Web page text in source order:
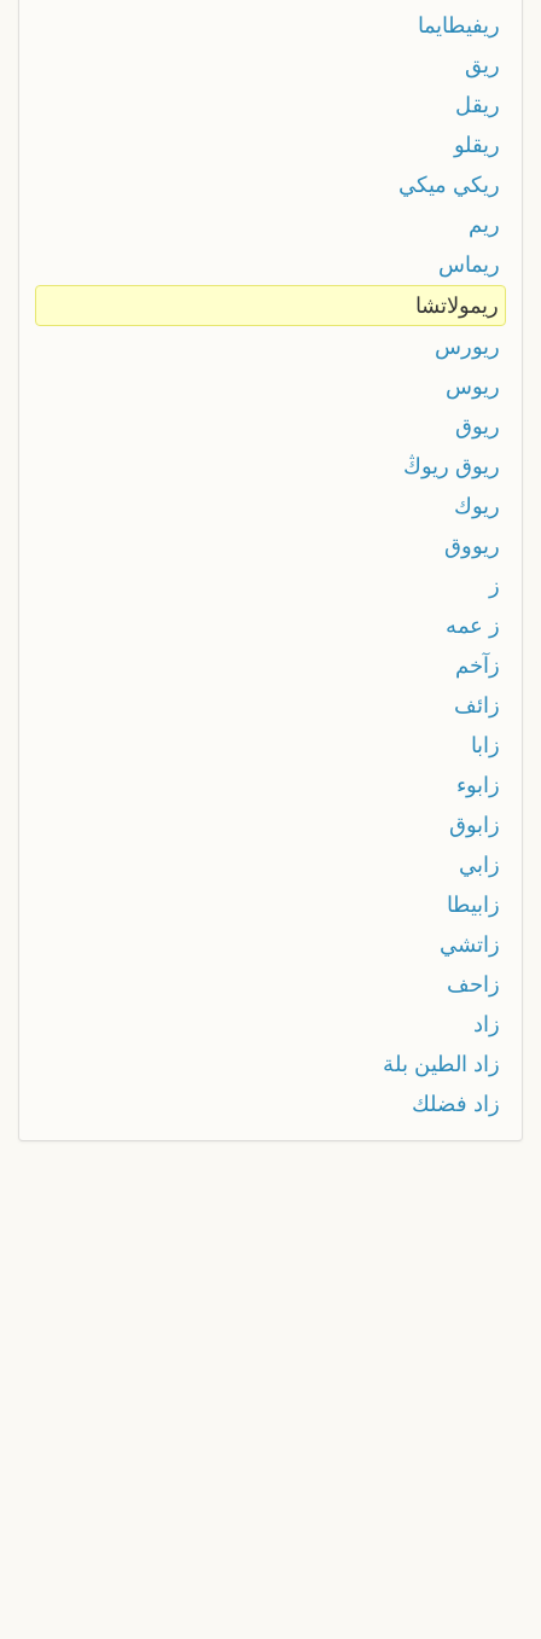
ريفيطايما
ريق
ريقل
ريقلو
ريكي ميكي
ريم
ريماس
ريمولاتشا
ريورس
ريوس
ريوق
ريوق ريوڭ
ريوك
ريووق
ز
ز عمه
زآخم
زائف
زابا
زابوء
زابوق
زابي
زابيطا
زاتشي
زاحف
زاد
زاد الطين بلة
زاد فضلك